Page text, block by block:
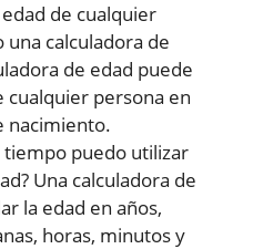
de cualquier
calculadora de
de edad puede
cualquier persona en
nacimiento.
tiempo puedo utilizar
Una calculadora de
la edad en años,
horas, minutos y